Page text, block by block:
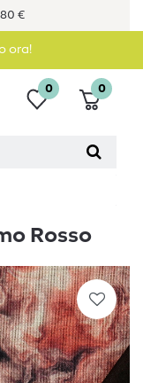
€
ora!
0 0
Rosso